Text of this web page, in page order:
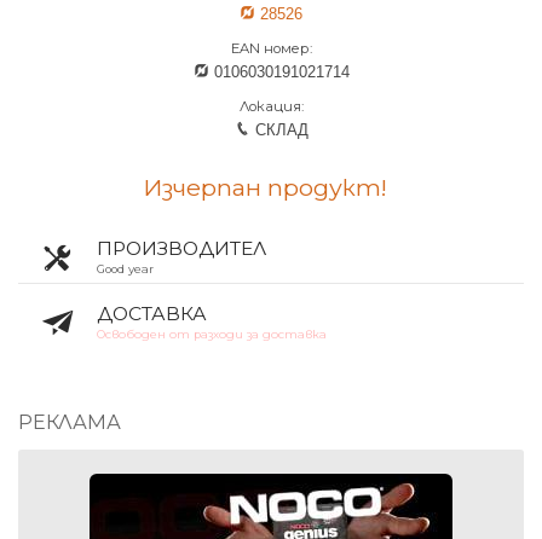
28526
EAN номер:
0106030191021714
Локация:
СКЛАД
Изчерпан продукт!
ПРОИЗВОДИТЕЛ
Good year
ДОСТАВКА
Освободен от разходи за доставка
РЕКЛАМА